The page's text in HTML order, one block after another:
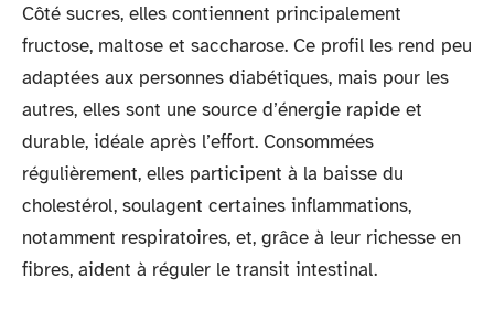
Côté sucres, elles contiennent principalement
fructose, maltose et saccharose. Ce profil les rend peu
adaptées aux personnes diabétiques, mais pour les
autres, elles sont une source d’énergie rapide et
durable, idéale après l’effort. Consommées
régulièrement, elles participent à la baisse du
cholestérol, soulagent certaines inflammations,
notamment respiratoires, et, grâce à leur richesse en
fibres, aident à réguler le transit intestinal.